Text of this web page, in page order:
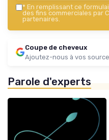
* En remplissant ce
des fins commerciales par
partenaires.
Coupe de cheveux
Ajoutez-nous à vos
Parole d'experts